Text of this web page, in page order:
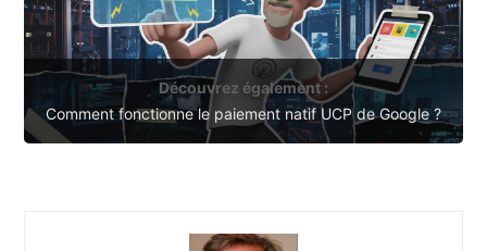
Découvrez également :
Comment fonctionne le paiement natif UCP de Google ?